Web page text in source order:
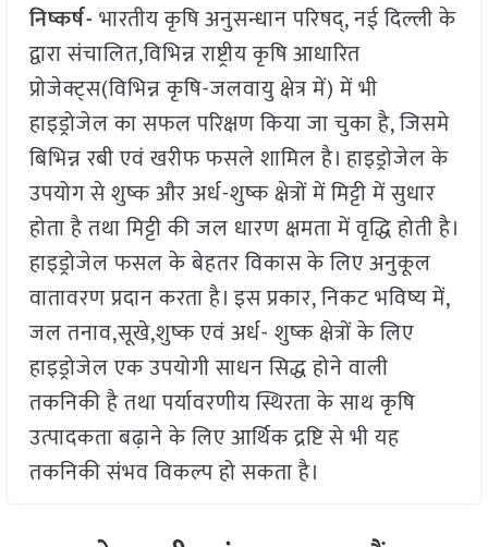
निष्कर्ष- भारतीय कृषि अनुसन्धान परिषद्, नई दिल्ली के
द्वारा संचालित,विभिन्न राष्ट्रीय कृषि आधारित
प्रोजेक्ट्स(विभिन्न कृषि-जलवायु क्षेत्र में) में भी
हाइड्रोजेल का सफल परिक्षण किया जा चुका है, जिसमे
बिभिन्न रबी एवं खरीफ फसले शामिल है। हाइड्रोजेल के
उपयोग से शुष्क और अर्ध-शुष्क क्षेत्रों में मिट्टी में सुधार
होता है तथा मिट्टी की जल धारण क्षमता में वृद्धि होती है।
हाइड्रोजेल फसल के बेहतर विकास के लिए अनुकूल
वातावरण प्रदान करता है। इस प्रकार, निकट भविष्य में,
जल तनाव,सूखे,शुष्क एवं अर्ध- शुष्क क्षेत्रों के लिए
हाइड्रोजेल एक उपयोगी साधन सिद्ध होने वाली
तकनिकी है तथा पर्यावरणीय स्थिरता के साथ कृषि
उत्पादकता बढ़ाने के लिए आर्थिक द्रष्टि से भी यह
तकनिकी संभव विकल्प हो सकता है।